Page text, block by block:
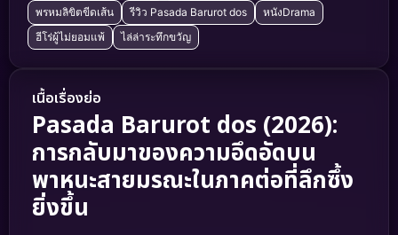
พรหมลิขิตขีดเส้น
รีวิว Pasada Barurot dos
หนังDrama
ฮีโร่ผู้ไม่ยอมแพ้
ไล่ล่าระทึกขวัญ
เนื้อเรื่องย่อ
Pasada Barurot dos (2026):
การกลับมาของความอึดอัดบน
พาหนะสายมรณะในภาคต่อที่ลึกซึ้ง
ยิ่งขึ้น